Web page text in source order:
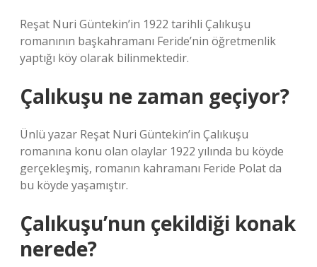
Reşat Nuri Güntekin’in 1922 tarihli Çalıkuşu
romanının başkahramanı Feride’nin öğretmenlik
yaptığı köy olarak bilinmektedir.
Çalıkuşu ne zaman geçiyor?
Ünlü yazar Reşat Nuri Güntekin’in Çalıkuşu
romanına konu olan olaylar 1922 yılında bu köyde
gerçekleşmiş, romanın kahramanı Feride Polat da
bu köyde yaşamıştır.
Çalıkuşu’nun çekildiği konak
nerede?